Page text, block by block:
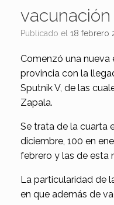
vacunación
Publicado el 18 febrero
Comenzó una nueva
provincia con la
Sputnik V, de las
Zapala.
Se trata de la cuarta
diciembre, 100 en
febrero y las de esta
La particularidad de
en que además de